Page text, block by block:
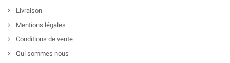
Livraison
Mentions légales
Conditions de vente
Qui sommes nous